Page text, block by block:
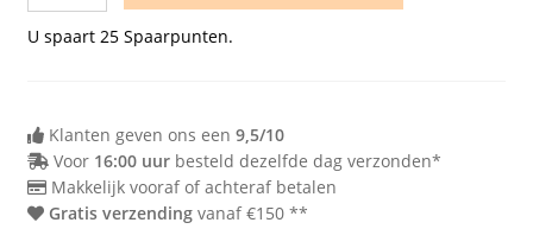
90B
95C
90D
U spaart 25Spaarpunten.
Klanten geven ons een 9,5/10
Voor 16:00 uurbesteld dezelfde dag verzonden*
Makkelijk vooraf of achteraf betalen
Gratis verzendingvanaf €150 **